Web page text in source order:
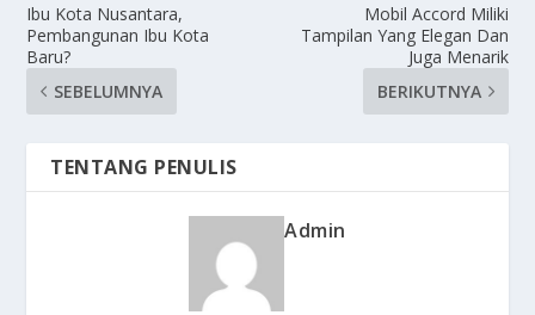
Ibu Kota Nusantara,
Pembangunan Ibu Kota
Baru?
SEBELUMNYA
Mobil Accord Miliki
Tampilan Yang Elegan Dan
Juga Menarik
BERIKUTNYA
TENTANG PENULIS
Admin